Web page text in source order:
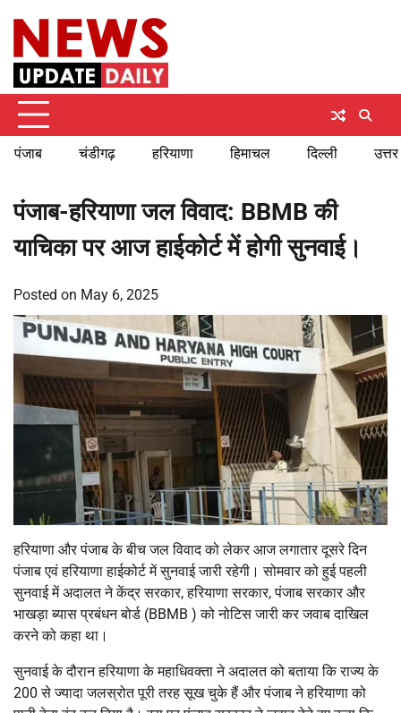
content
पंजाब चंडीगढ़ हरियाणा हिमाचल दिल्ली
पंजाब-हरियाणा जल विवाद: BBMB की
याचिका पर आज हाईकोर्ट में होगी सुनवाई।
Posted on May 6, 2025
हरियाणा और पंजाब के बीच जल विवाद को लेकर आज लगातार दूसरे दिन
पंजाब एवं हरियाणा हाईकोर्ट में सुनवाई जारी रहेगी। सोमवार को हुई पहली
सुनवाई में अदालत ने केंद्र सरकार, हरियाणा सरकार, पंजाब सरकार और
भाखड़ा ब्यास प्रबंधन बोर्ड (BBMB ) को नोटिस जारी कर जवाब दाखिल
करने को कहा था।
सुनवाई के दौरान हरियाणा के महाधिवक्ता ने अदालत को बताया कि राज्य के
200 से ज्यादा जलस्रोत पूरी तरह सूख चुके हैं और पंजाब ने हरियाणा को